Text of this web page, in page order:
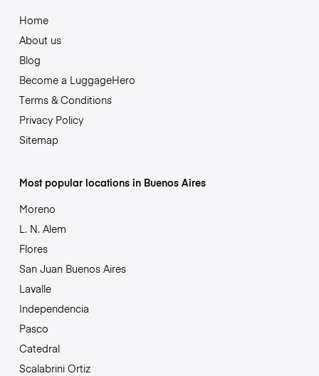
Home
About us
Blog
Become a LuggageHero
Terms & Conditions
Privacy Policy
Sitemap
Most popular locations in Buenos Aires
Moreno
L. N. Alem
Flores
San Juan Buenos Aires
Lavalle
Independencia
Pasco
Catedral
Scalabrini Ortiz